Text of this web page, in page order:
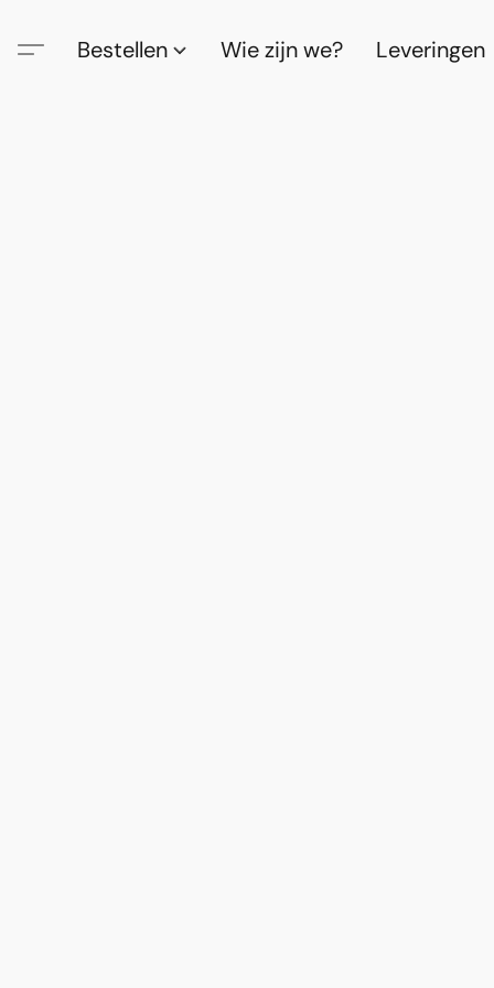
Bestellen Wie zijn we? Leveringen